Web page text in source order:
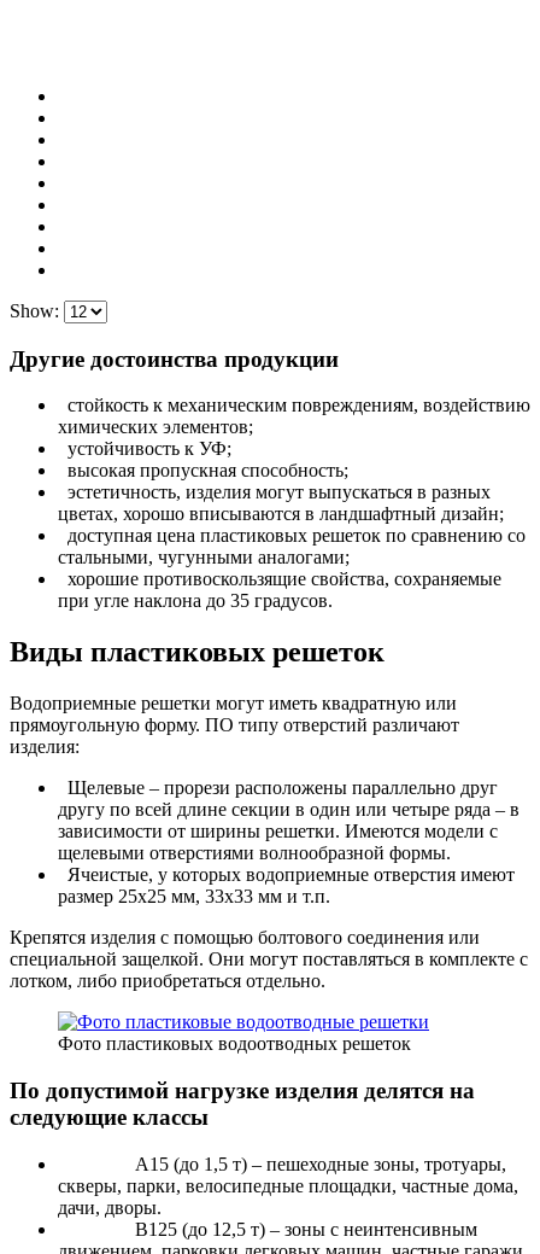
Show:
Другие достоинства продукции
стойкость к механическим повреждениям, воздействию
химических элементов;
устойчивость к УФ;
высокая пропускная способность;
эстетичность, изделия могут выпускаться в разных
цветах, хорошо вписываются в ландшафтный дизайн;
доступная цена пластиковых решеток по сравнению со
стальными, чугунными аналогами;
хорошие противоскользящие свойства, сохраняемые
при угле наклона до 35 градусов.
Виды пластиковых решеток
Водоприемные решетки могут иметь квадратную или
прямоугольную форму. ПО типу отверстий различают
изделия:
Щелевые – прорези расположены параллельно друг
другу по всей длине секции в один или четыре ряда – в
зависимости от ширины решетки. Имеются модели с
щелевыми отверстиями волнообразной формы.
Ячеистые, у которых водоприемные отверстия имеют
размер 25х25 мм, 33х33 мм и т.п.
Крепятся изделия с помощью болтового соединения или
специальной защелкой. Они могут поставляться в комплекте с
лотком, либо приобретаться отдельно.
Фото пластиковых водоотводных решеток
По допустимой нагрузке изделия делятся на
следующие классы
А15 (до 1,5 т) – пешеходные зоны, тротуары,
скверы, парки, велосипедные площадки, частные дома,
дачи, дворы.
В125 (до 12,5 т) – зоны с неинтенсивным